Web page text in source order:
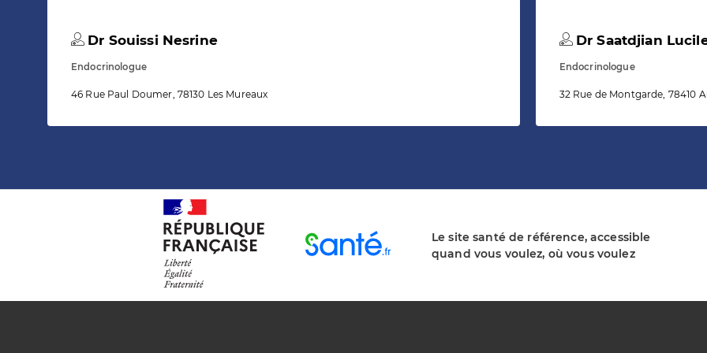
Dr Souissi Nesrine
Endocrinologue
46 Rue Paul Doumer, 78130 Les Mureaux
Dr Saatdjian
Endocrinologue
32 Rue de Montgarde, 78410
Le site santé de référence, accessible
quand vous voulez, où vous voulez